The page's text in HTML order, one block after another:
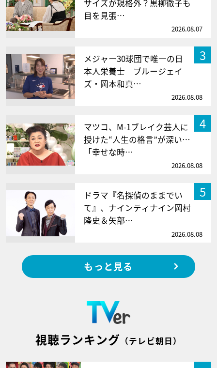
サイズが規格外？黒柳徹子も
目を見張…
2026.08.07
3
メジャー30球団で唯一の日
本人栄養士 ブルージェイ
ズ・岡本和真…
2026.08.08
4
マツコ、M-1ブレイク芸人に
授けた“人生の格言”が深い…
「幸せな時…
2026.08.08
5
ドラマ『名探偵のままでい
て』、ナインティナイン岡村
隆史＆矢部…
2026.08.08
もっと見る
視聴ランキング （テレビ朝日）